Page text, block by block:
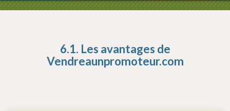
6.1. Les avantages de
Vendreaunpromoteur.com